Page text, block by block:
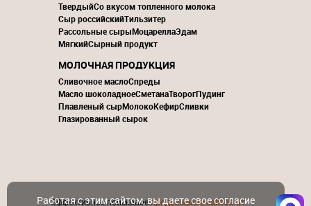
ТвердыйСо вкусом топленного молока
Сыр российскийТильзитер
Рассольные сырыМоцареллаЭдам
МягкийСырный продукт
МОЛОЧНАЯ ПРОДУКЦИЯ
Сливочное маслоСпреды
Масло шоколадноеСметанаТворогПудинг
Плавленый сырМолокоКефирСливки
Глазированный сырок
Эффективное поисковоепродвижение сайтов от
Работая с этим сайтом, вы даете свое согласие